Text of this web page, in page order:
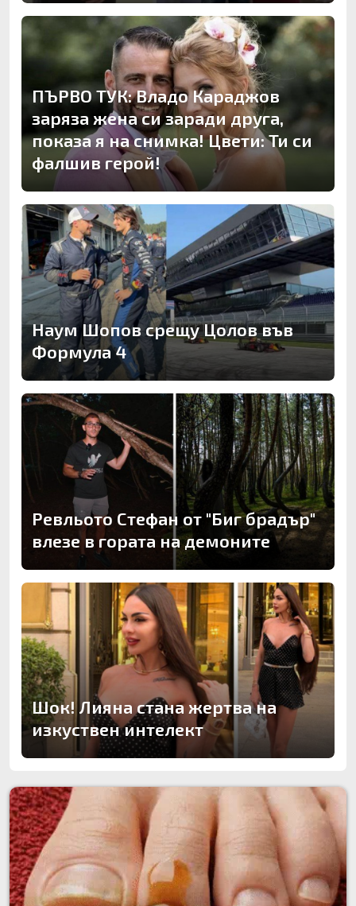
ПЪРВО ТУК: Владо Караджов
заряза жена си заради друга,
показа я на снимка! Цвети: Ти си
фалшив герой!
Наум Шопов срещу Цолов във
Формула 4
Ревльото Стефан от "Биг брадър"
влезе в гората на демоните
Шок! Лияна стана жертва на
изкуствен интелект